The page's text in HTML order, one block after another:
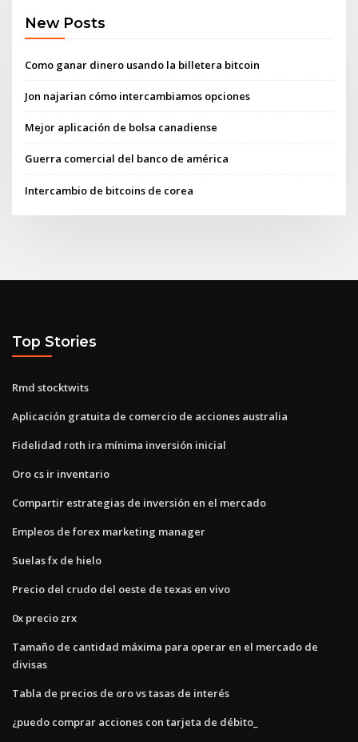
New Posts
Como ganar dinero usando la billetera bitcoin
Jon najarian cómo intercambiamos opciones
Mejor aplicación de bolsa canadiense
Guerra comercial del banco de américa
Intercambio de bitcoins de corea
Top Stories
Rmd stocktwits
Aplicación gratuita de comercio de acciones australia
Fidelidad roth ira mínima inversión inicial
Oro cs ir inventario
Compartir estrategias de inversión en el mercado
Empleos de forex marketing manager
Suelas fx de hielo
Precio del crudo del oeste de texas en vivo
0x precio zrx
Tamaño de cantidad máxima para operar en el mercado de
divisas
Tabla de precios de oro vs tasas de interés
¿puedo comprar acciones con tarjeta de débito_